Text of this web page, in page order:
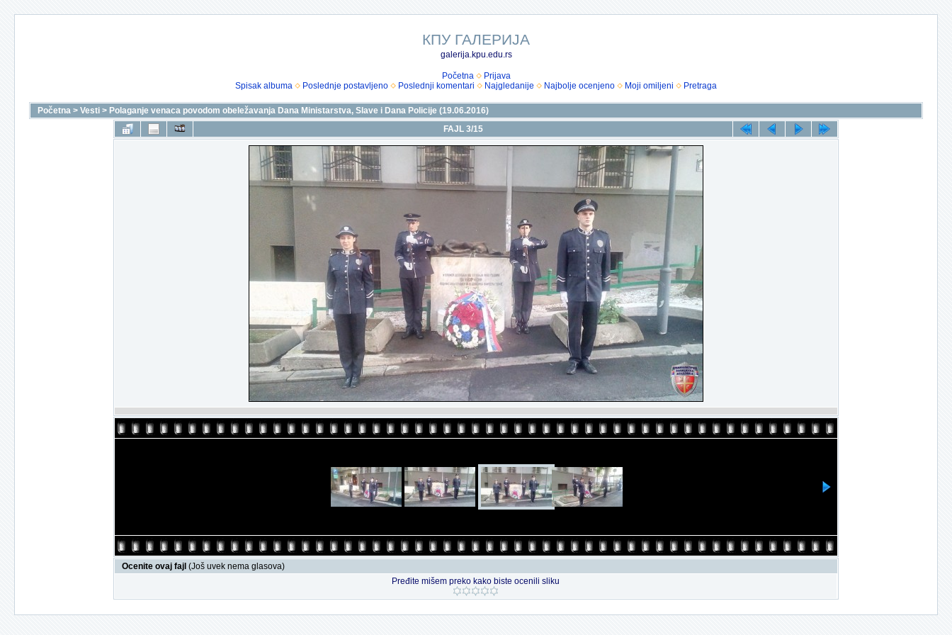
КПУ ГАЛЕРИЈА
galerija.kpu.edu.rs
Početna
Prijava
Spisak albuma
Poslednje postavljeno Poslednji komentari Najgledanije Najbolje ocenjeno Moji omiljeni Pretraga
Početna > Vesti > Polaganje venaca povodom obeležavanja Dana Ministarstva, Slave i Dana Policije (19.06.2016)
FAJL 3/15
Ocenite ovaj fajl (Još uvek nema glasova)
Pređite mišem preko kako biste ocenili sliku